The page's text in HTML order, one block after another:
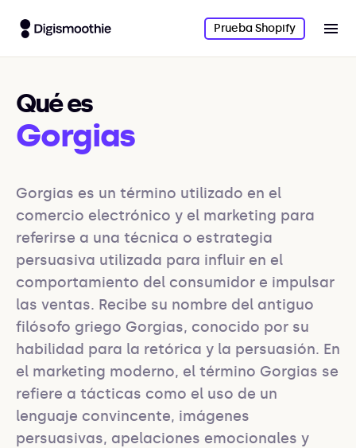
Prueba Shopify
Qué es
Gorgias
Gorgias es un término utilizado en el
comercio electrónico y el marketing para
referirse a una técnica o estrategia
persuasiva utilizada para influir en el
comportamiento del consumidor e impulsar
las ventas. Recibe su nombre del antiguo
filósofo griego Gorgias, conocido por su
habilidad para la retórica y la persuasión. En
el marketing moderno, el término Gorgias se
refiere a tácticas como el uso de un
lenguaje convincente, imágenes
persuasivas, apelaciones emocionales y